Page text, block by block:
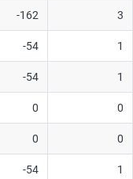
-162 3
-54 1
-54 1
0 0
0 0
-54 1